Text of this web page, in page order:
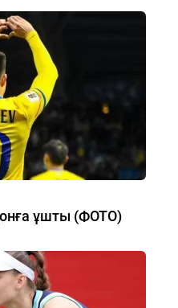
ұшты (ФОТО)